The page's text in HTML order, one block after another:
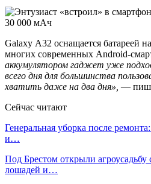
Galaxy A32 оснащается батареей
многих современных Android-
аккумулятором гаджет уже
всего дня для большинства
хватить даже на два дня», —
Сейчас читают
Генеральная уборка после
и…
Под Брестом открыли
лошадей и…